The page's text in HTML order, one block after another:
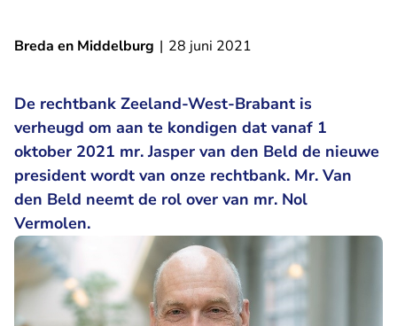
Breda en Middelburg | 28 juni 2021
De rechtbank Zeeland-West-Brabant is
verheugd om aan te kondigen dat vanaf 1
oktober 2021 mr. Jasper van den Beld de nieuwe
president wordt van onze rechtbank. Mr. Van
den Beld neemt de rol over van mr. Nol
Vermolen.